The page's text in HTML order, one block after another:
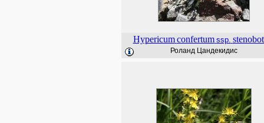
Hypericum confertum ssp.
Роланд Цандекидис